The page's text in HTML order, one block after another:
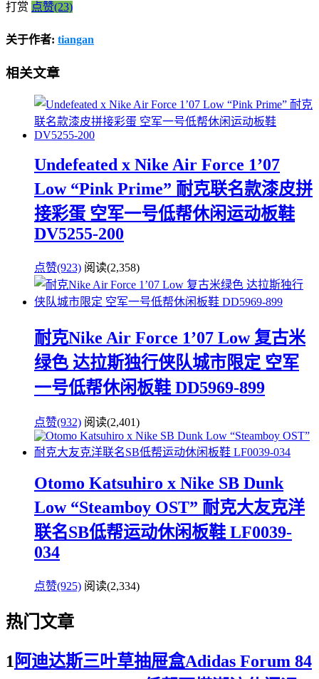
打赏 点赞(23)
关于作者: tiangan
相关文章
Undefeated x Nike Air Force 1’07
Low “Pink Prime” 耐克联名款漆皮拼
接彩蛋 空军一号低帮休闲运动板鞋
DV5255-200
点赞(923) 阅读(2,358)
耐克Nike Air Force 1’07 Low 复古米
绿色 达拉斯独行侠队城市限定 空军
一号低帮休闲板鞋 DD5969-899
点赞(932) 阅读(2,401)
Otomo Katsuhiro x Nike SB Dunk
Low “Steamboy OST” 耐克大友克洋
联名SB低帮运动休闲板鞋 LF0039-
034
点赞(925) 阅读(2,334)
热门文章
1 阿迪达斯三叶草抽屉盒Adidas Forum 84